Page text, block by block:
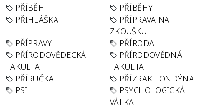
PŘÍBĚH
PŘÍBĚHY
PŘIHLÁŠKA
PŘÍPRAVA NA
ZKOUŠKU
PŘÍPRAVY
PŘÍRODA
PŘÍRODOVĚDECKÁ
FAKULTA
PŘÍRODOVĚDNÁ
FAKULTA
PŘÍRUČKA
PŘÍZRAK LONDÝNA
PSI
PSYCHOLOGICKÁ
VÁLKA